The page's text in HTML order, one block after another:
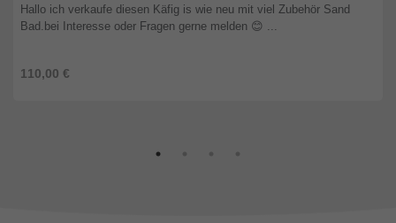
110,00 €
Hallo ich verkaufe diesen Käfig is wie neu mit viel Zubehör Sand
Bad.bei Interesse oder Fragen gerne melden 😊 ...